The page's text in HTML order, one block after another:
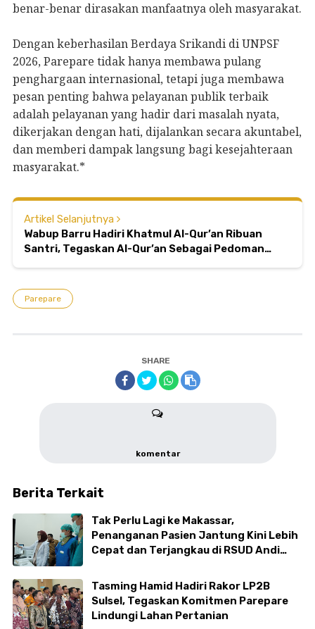
benar-benar dirasakan manfaatnya oleh masyarakat.
Dengan keberhasilan Berdaya Srikandi di UNPSF
2026, Parepare tidak hanya membawa pulang
penghargaan internasional, tetapi juga membawa
pesan penting bahwa pelayanan publik terbaik
adalah pelayanan yang hadir dari masalah nyata,
dikerjakan dengan hati, dijalankan secara akuntabel,
dan memberi dampak langsung bagi kesejahteraan
masyarakat.*
Artikel Selanjutnya
Wabup Barru Hadiri Khatmul Al-Qur’an Ribuan
Santri, Tegaskan Al-Qur’an Sebagai Pedoman
Parepare
SHARE
komentar
Berita Terkait
Tak Perlu Lagi ke Makassar,
Penanganan Pasien Jantung Kini Lebih
Cepat dan Terjangkau di RSUD Andi
Tasming Hamid Hadiri Rakor LP2B
Sulsel, Tegaskan Komitmen Parepare
Lindungi Lahan Pertanian